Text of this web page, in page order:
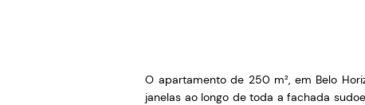
O apartamento de 250 m², em Belo
janelas ao longo de toda a fachada